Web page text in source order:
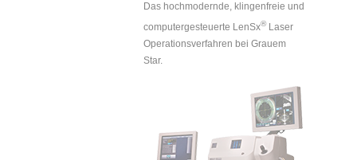
Das hochmodernde, klingenfreie und
computergesteuerte LenSx®Laser
Operationsverfahren bei Grauem
Star.